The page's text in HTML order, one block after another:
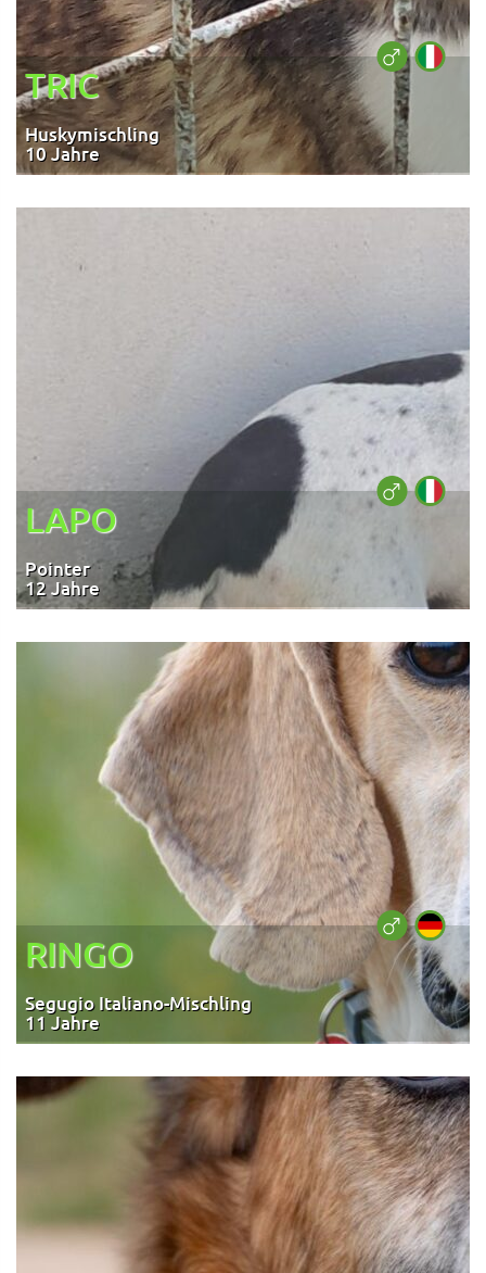
TRIC
Huskymischling
10 Jahre
LAPO
Pointer
12 Jahre
RINGO
Segugio Italiano-Mischling
11 Jahre